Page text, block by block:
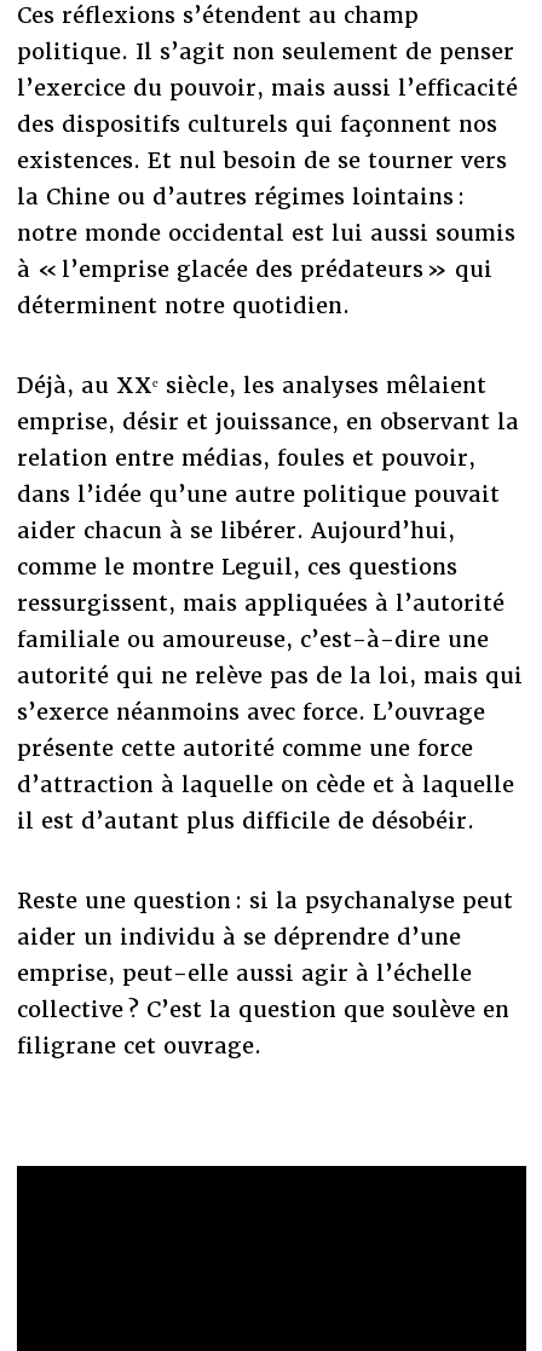
Ces réflexions s’étendent au champ
politique. Il s’agit non seulement de penser
l’exercice du pouvoir, mais aussi l’efficacité
des dispositifs culturels qui façonnent nos
existences. Et nul besoin de se tourner vers
la Chine ou d’autres régimes lointains :
notre monde occidental est lui aussi soumis
à « l’emprise glacée des prédateurs » qui
déterminent notre quotidien.
Déjà, au XXᵉ siècle, les analyses mêlaient
emprise, désir et jouissance, en observant la
relation entre médias, foules et pouvoir,
dans l’idée qu’une autre politique pouvait
aider chacun à se libérer. Aujourd’hui,
comme le montre Leguil, ces questions
ressurgissent, mais appliquées à l’autorité
familiale ou amoureuse, c’est-à-dire une
autorité qui ne relève pas de la loi, mais qui
s’exerce néanmoins avec force. L’ouvrage
présente cette autorité comme une force
d’attraction à laquelle on cède et à laquelle
il est d’autant plus difficile de désobéir.
Reste une question : si la psychanalyse peut
aider un individu à se déprendre d’une
emprise, peut-elle aussi agir à l’échelle
collective ? C’est la question que soulève en
filigrane cet ouvrage.